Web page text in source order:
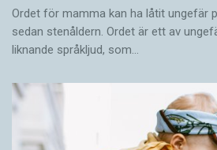
Ordet för mamma kan ha låtit ungefär
sedan stenåldern. Ordet är ett av
liknande språkljud, som…